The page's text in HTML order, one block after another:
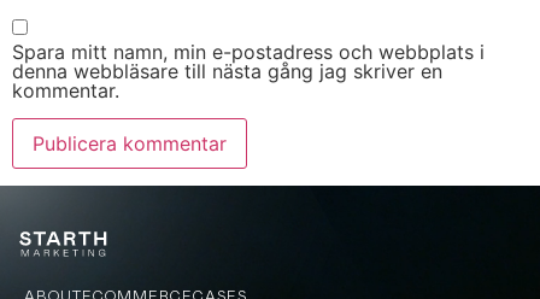
Spara mitt namn, min e-postadress och webbplats i
denna webbläsare till nästa gång jag skriver en
kommentar.